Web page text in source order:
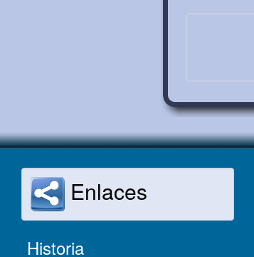
Enlaces
Historia